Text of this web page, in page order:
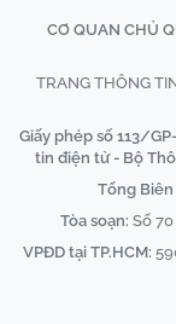
CƠ QUAN CHỦ
TRANG THÔNG
Giấy phép số 113/
tin điện tử - Bộ
Tổng Biên
Tòa soạn: Số
VPĐD tại TP.HCM: